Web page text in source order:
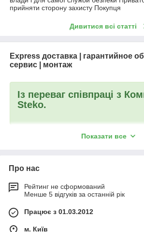
прийняти сторону захисту Покупця
Дивитися всі статті
Express доставка | гарантийное
сервис | монтаж
Із переваг співпраці з
Steko.
1. Найбільший виробник
Україні з обсягом виробництва понад 1
на рік.
2. Компанія більше 16 років на
конструкцій більш ніж на 30%.
3. Власний автопарк - 160 автомобілів з
Показати все
Про нас
Рейтинг не сформований
Менше 5 відгуків за останній рік
Працює з 01.03.2012
м. Київ